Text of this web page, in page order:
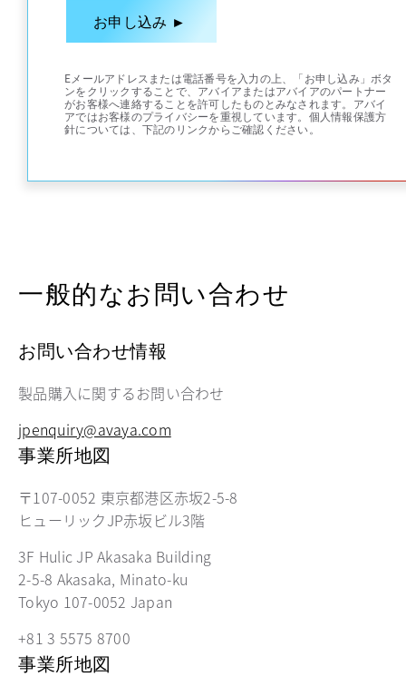
Eメールアドレスまたは電話番号を入力の上、「お申し込み」ボタ
ンをクリックすることで、アバイアまたはアバイアのパートナー
がお客様へ連絡することを許可したものとみなされます。アバイ
アではお客様のプライバシーを重視しています。個人情報保護方
針については、下記のリンクからご確認ください。
一般的なお問い合わせ
お問い合わせ情報
製品購入に関するお問い合わせ
jpenquiry@avaya.com
事業所地図
〒107-0052 東京都港区赤坂2-5-8
ヒューリックJP赤坂ビル3階
3F Hulic JP Akasaka Building
2-5-8 Akasaka, Minato-ku
Tokyo 107-0052 Japan
+81 3 5575 8700
事業所地図